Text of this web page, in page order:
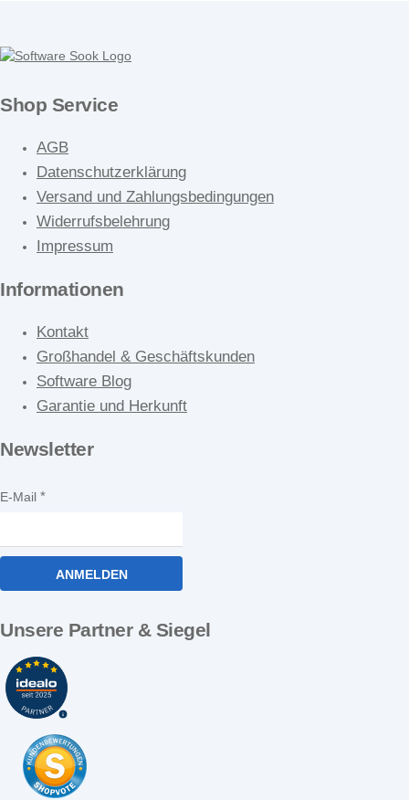
Shop Service
AGB
Datenschutzerklärung
Versand und Zahlungsbedingungen
Widerrufsbelehrung
Impressum
Informationen
Kontakt
Großhandel & Geschäftskunden
Software Blog
Garantie und Herkunft
Newsletter
E-Mail
ANMELDEN
Unsere Partner & Siegel